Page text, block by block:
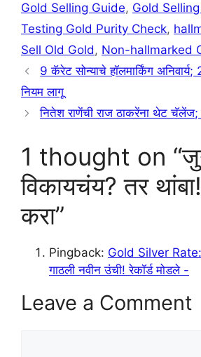
Gold Selling Guide, Gold
Testing Gold Purity Check,
Sell Old Gold, Non-hallmarked
9 कॅरेट सोन्याचे हॉलमार्किंग
नियम लागू
नितेश राणेंची राज ठाकरेंना थेट चॅलेंज;
1 thought on
विकायचंय? तर
करा”
Pingback: Gold Silver
गाठली नवीन उंची! रेकॉर्ड मोडले -
Leave a Comment